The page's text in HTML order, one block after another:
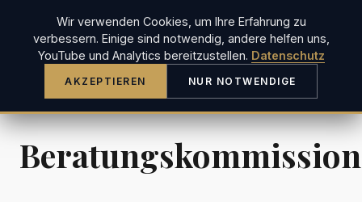
Wir verwenden Cookies, um Ihre Erfahrung zu
verbessern. Einige sind notwendig, andere helfen uns,
YouTube und Analytics bereitzustellen. Datenschutz
AKZEPTIEREN NUR NOTWENDIGE
JUSTIN LONG
Beratungskommission